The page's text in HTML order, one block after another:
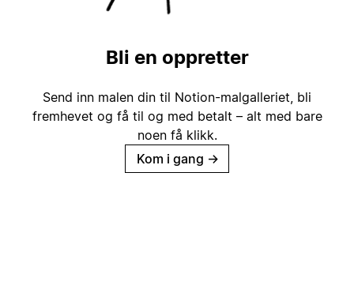
Bli en oppretter
Send inn malen din til Notion-malgalleriet, bli
fremhevet og få til og med betalt – alt med bare
noen få klikk.
Kom i gang →